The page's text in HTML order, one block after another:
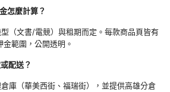
怎麼計算？
（文書/電競）與租期而定。每款商品頁皆有
範圍，公開透明。
配送？
庫（華美西街、福瑞街），並提供高雄分倉